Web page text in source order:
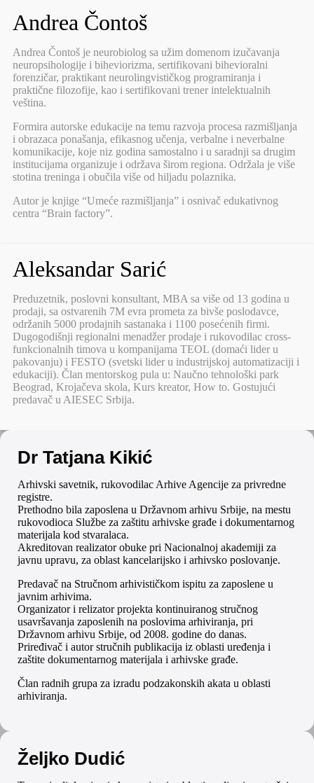
Andrea Čontoš
Andrea Čontoš je neurobiolog sa užim domenom izučavanja
neuropsihologije i biheviorizma, sertifikovani bihevioralni
forenzičar, praktikant neurolingvističkog programiranja i
praktične filozofije, kao i sertifikovani trener intelektualnih
veština.
Formira autorske edukacije na temu razvoja procesa razmišljanja
i obrazaca ponašanja, efikasnog učenja, verbalne i neverbalne
komunikacije, koje niz godina samostalno i u saradnji sa drugim
institucijama organizuje i održava širom regiona. Održala je više
stotina treninga i obučila više od hiljadu polaznika.
Autor je knjige “Umeće razmišljanja” i osnivač edukativnog
centra “Brain factory”.
Aleksandar Sarić
Preduzetnik, poslovni konsultant, MBA sa više od 13 godina u
prodaji, sa ostvarenih 7M evra prometa za bivše poslodavce,
održanih 5000 prodajnih sastanaka i 1100 posećenih firmi.
Dugogodišnji regionalni menadžer prodaje i rukovodilac cross-
funkcionalnih timova u kompanijama TEOL (domaći lider u
pakovanju) i FESTO (svetski lider u industrijskoj automatizaciji i
edukaciji). Član mentorskog pula u: Naučno tehnološki park
Beograd, Krojačeva skola, Kurs kreator, How to. Gostujući
predavač u AIESEC Srbija.
Dr Tatjana Kikić
Arhivski savetnik, rukovodilac Arhive Agencije za privredne
registre.
Prethodno bila zaposlena u Državnom arhivu Srbije, na mestu
rukovodioca Službe za zaštitu arhivske građe i dokumentarnog
materijala kod stvaralaca.
Akreditovan realizator obuke pri Nacionalnoj akademiji za
javnu upravu, za oblast kancelarijsko i arhivsko poslovanje.
Predavač na Stručnom arhivističkom ispitu za zaposlene u
javnim arhivima.
Organizator i relizator projekta kontinuiranog stručnog
usavršavanja zaposlenih na poslovima arhiviranja, pri
Državnom arhivu Srbije, od 2008. godine do danas.
Priređivač i autor stručnih publikacija iz oblasti uređenja i
zaštite dokumentarnog materijala i arhivske građe.
Član radnih grupa za izradu podzakonskih akata u oblasti
arhiviranja.
Željko Dudić